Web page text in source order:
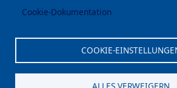
Cookie-Dokumentation
COOKIE-
ALLES VERWEIGERN
Kontakt
⎋ Autonome Provinz Bozen
⎋ Schulbibliothek